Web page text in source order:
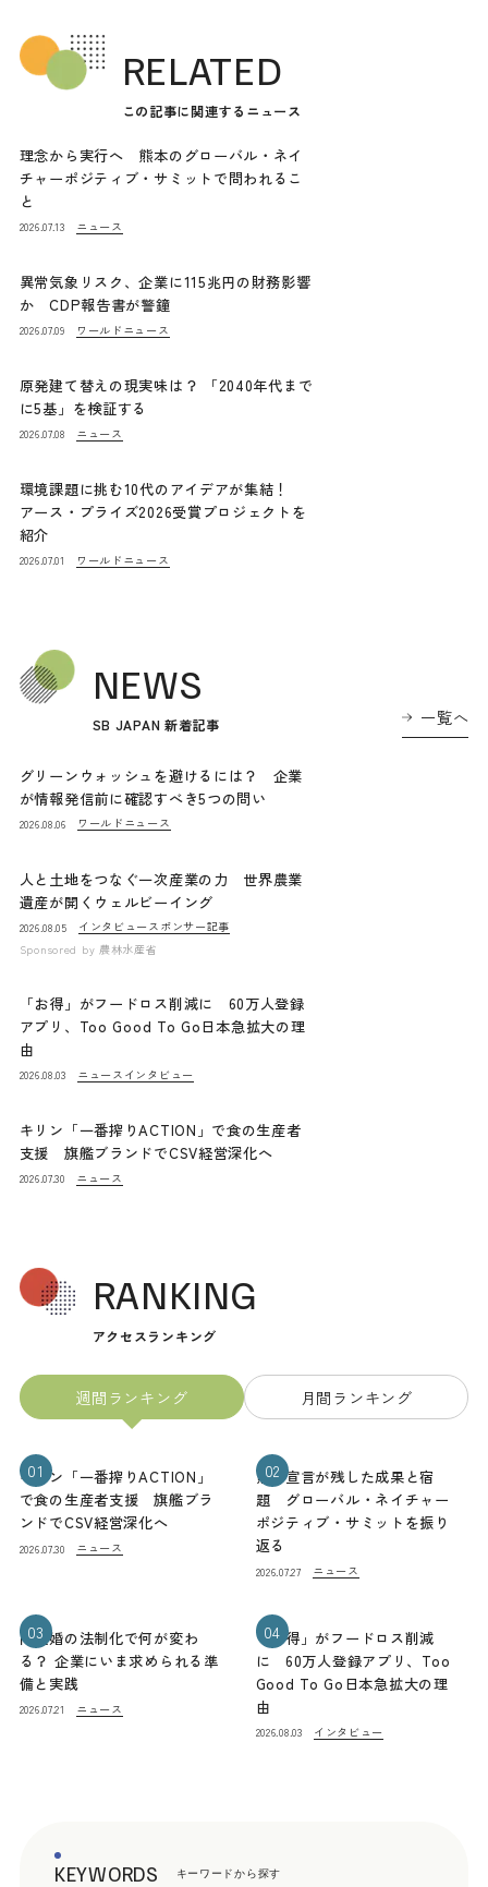
RELATED
この記事に関連するニュース
理念から実行へ 熊本のグローバル・ネイ
チャーポジティブ・サミットで問われるこ
と
2026.07.13 ニュース
異常気象リスク、企業に115兆円の財務影響
か CDP報告書が警鐘
2026.07.09 ワールドニュース
原発建て替えの現実味は？ 「2040年代まで
に5基」を検証する
2026.07.08 ニュース
環境課題に挑む10代のアイデアが集結！
アース・プライズ2026受賞プロジェクトを
紹介
2026.07.01 ワールドニュース
NEWS
SB JAPAN 新着記事 一覧へ
グリーンウォッシュを避けるには？ 企業
が情報発信前に確認すべき5つの問い
2026.08.06 ワールドニュース
人と土地をつなぐ一次産業の力 世界農業
遺産が開くウェルビーイング
2026.08.05 インタビュー スポンサー記事
Sponsored by 農林水産省
「お得」がフードロス削減に 60万人登録
アプリ、Too Good To Go日本急拡大の理
由
2026.08.03 ニュース インタビュー
キリン「一番搾りACTION」で食の生産者
支援 旗艦ブランドでCSV経営深化へ
2026.07.30 ニュース
RANKING
アクセスランキング
週間ランキング 月間ランキング
01
キリン「一番搾りACTION」
で食の生産者支援 旗艦ブラ
ンドでCSV経営深化へ
2026.07.30 ニュース
02
熊本宣言が残した成果と宿
題 グローバル・ネイチャー
ポジティブ・サミットを振り
返る
2026.07.27 ニュース
03
同性婚の法制化で何が変わ
る？ 企業にいま求められる準
備と実践
2026.07.21 ニュース
04
「お得」がフードロス削減
に 60万人登録アプリ、Too
Good To Go日本急拡大の理
由
2026.08.03 インタビュー
KEYWORDS キーワードから探す